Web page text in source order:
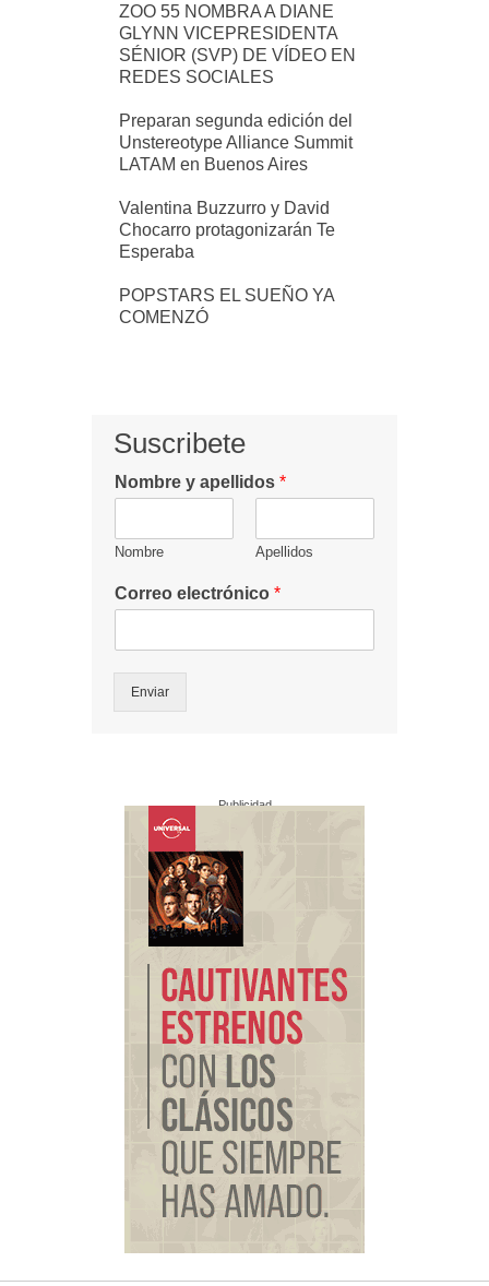
ZOO 55 NOMBRA A DIANE
GLYNN VICEPRESIDENTA
SÉNIOR (SVP) DE VÍDEO EN
REDES SOCIALES
Preparan segunda edición del
Unstereotype Alliance Summit
LATAM en Buenos Aires
Valentina Buzzurro y David
Chocarro protagonizarán Te
Esperaba
POPSTARS EL SUEÑO YA
COMENZÓ
Suscribete
Nombre y apellidos *
Nombre Apellidos
Correo electrónico *
Enviar
Publicidad